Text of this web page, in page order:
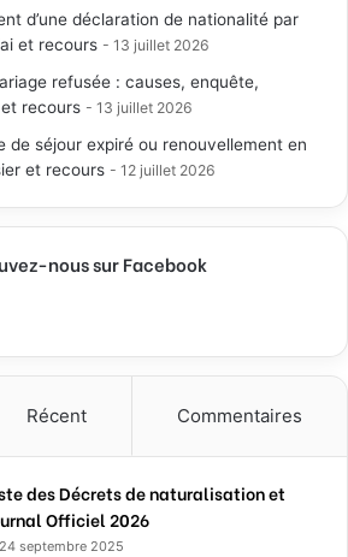
d’une déclaration de nationalité par
et recours
13 juillet 2026
refusée : causes, enquête,
recours
13 juillet 2026
de séjour expiré ou renouvellement en
et recours
12 juillet 2026
nous sur Facebook
Récent Commentaires
des Décrets de naturalisation et
Officiel 2026
24 septembre 2025